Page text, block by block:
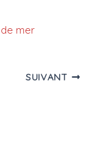
mer
SUIVANT